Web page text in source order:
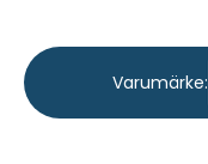
Varumärke: